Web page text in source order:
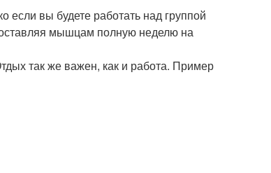
если вы будете работать над группой
мышцам полную неделю на
так же важен, как и работа. Пример